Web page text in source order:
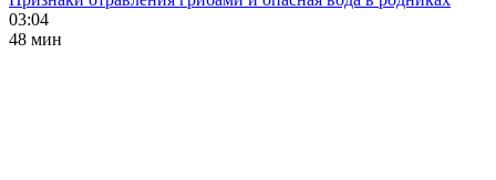
03:04
48 мин